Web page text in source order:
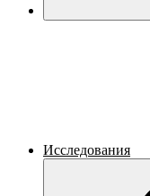
Исследования